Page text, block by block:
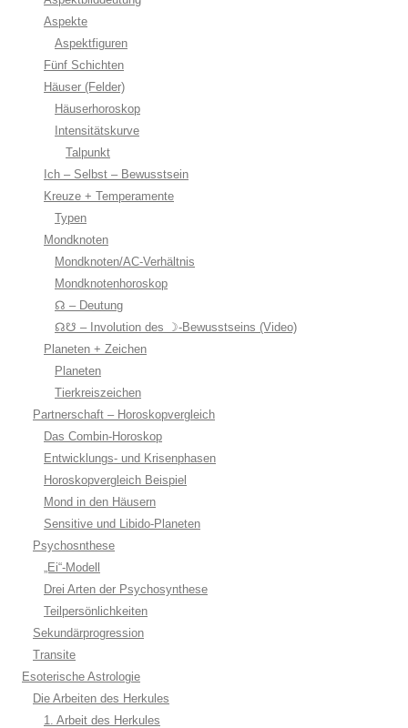
Aspekte
Aspektfiguren
Fünf Schichten
Häuser (Felder)
Häuserhoroskop
Intensitätskurve
Talpunkt
Ich – Selbst – Bewusstsein
Kreuze + Temperamente
Typen
Mondknoten
Mondknoten/AC-Verhältnis
Mondknotenhoroskop
☊ – Deutung
☊☋ – Involution des ☽-Bewusstseins (Video)
Planeten + Zeichen
Planeten
Tierkreiszeichen
Partnerschaft – Horoskopvergleich
Das Combin-Horoskop
Entwicklungs- und Krisenphasen
Horoskopvergleich Beispiel
Mond in den Häusern
Sensitive und Libido-Planeten
Psychosnthese
„Ei“-Modell
Drei Arten der Psychosynthese
Teilpersönlichkeiten
Sekundärprogression
Transite
Esoterische Astrologie
Die Arbeiten des Herkules
1. Arbeit des Herkules